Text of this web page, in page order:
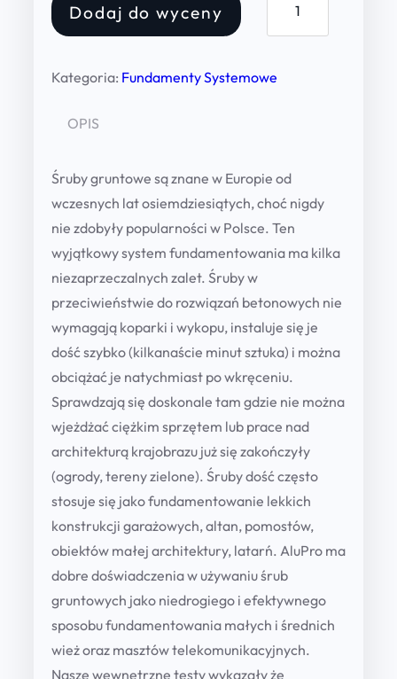
n
e
i
G
S
q
a
t
i
y
Dodaj do wyceny
Kategoria: Fundamenty Systemowe
OPIS
Śruby gruntowe są znane w Europie od
wczesnych lat osiemdziesiątych, choć nigdy
nie zdobyły popularności w Polsce. Ten
wyjątkowy system fundamentowania ma kilka
niezaprzeczalnych zalet. Śruby w
przeciwieństwie do rozwiązań betonowych nie
wymagają koparki i wykopu, instaluje się je
dość szybko (kilkanaście minut sztuka) i można
obciążać je natychmiast po wkręceniu.
Sprawdzają się doskonale tam gdzie nie można
wjeżdżać ciężkim sprzętem lub prace nad
architekturą krajobrazu już się zakończyły
(ogrody, tereny zielone). Śruby dość często
stosuje się jako fundamentowanie lekkich
konstrukcji garażowych, altan, pomostów,
obiektów małej architektury, latarń. AluPro ma
dobre doświadczenia w używaniu śrub
gruntowych jako niedrogiego i efektywnego
sposobu fundamentowania małych i średnich
wież oraz masztów telekomunikacyjnych.
Nasze wewnętrzne testy wykazały że